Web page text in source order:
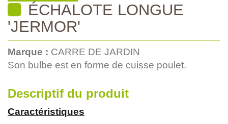
ÉCHALOTE LONGUE
'JERMOR'
Marque : CARRE DE JARDIN
Son bulbe est en forme de cuisse poulet.
Descriptif du produit
Caractéristiques